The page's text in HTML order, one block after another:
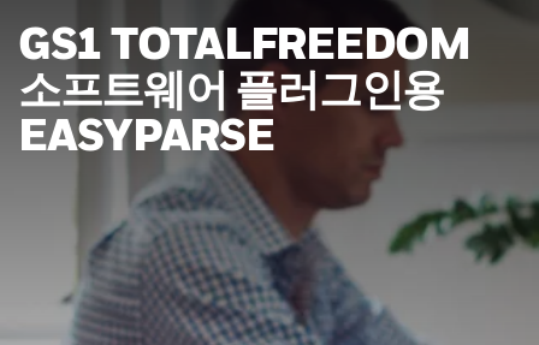
GS1 TOTALFREEDOM
소프트웨어 플러그인용
EASYPARSE